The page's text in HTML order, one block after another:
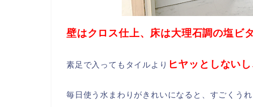
壁はクロス仕上、床は大理石調の塩ビ
素足で入ってもタイルより ヒヤッとしない
毎日使う水まわりがきれいになると、すごくうれ